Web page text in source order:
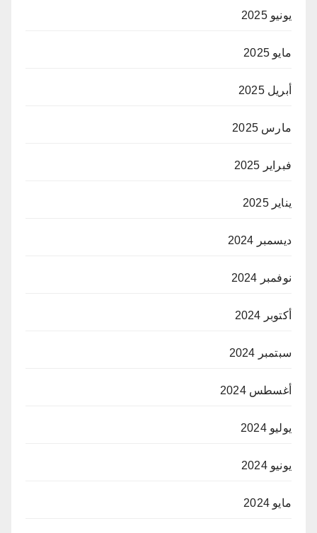
يونيو 2025
مايو 2025
أبريل 2025
مارس 2025
فبراير 2025
يناير 2025
ديسمبر 2024
نوفمبر 2024
أكتوبر 2024
سبتمبر 2024
أغسطس 2024
يوليو 2024
يونيو 2024
مايو 2024